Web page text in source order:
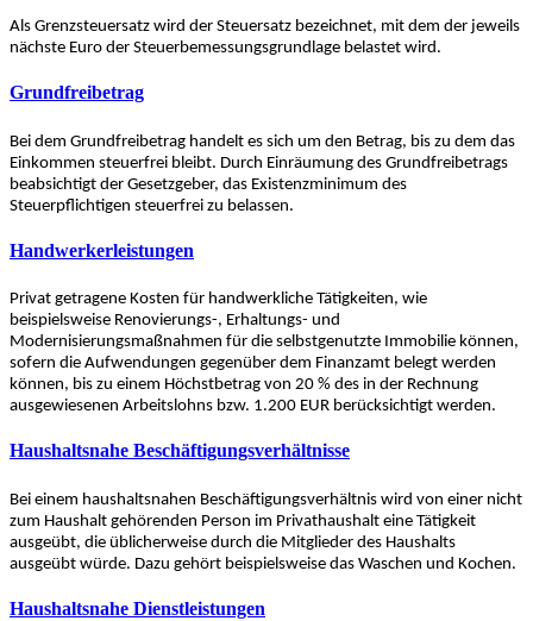
Als Grenzsteuersatz wird der Steuersatz bezeichnet, mit dem der jeweils
nächste Euro der Steuerbemessungsgrundlage belastet wird.
Grundfreibetrag
Bei dem Grundfreibetrag handelt es sich um den Betrag, bis zu dem das
Einkommen steuerfrei bleibt. Durch Einräumung des Grundfreibetrags
beabsichtigt der Gesetzgeber, das Existenzminimum des
Steuerpflichtigen steuerfrei zu belassen.
Handwerkerleistungen
Privat getragene Kosten für handwerkliche Tätigkeiten, wie
beispielsweise Renovierungs-, Erhaltungs- und
Modernisierungsmaßnahmen für die selbstgenutzte Immobilie können,
sofern die Aufwendungen gegenüber dem Finanzamt belegt werden
können, bis zu einem Höchstbetrag von 20 % des in der Rechnung
ausgewiesenen Arbeitslohns bzw. 1.200 EUR berücksichtigt werden.
Haushaltsnahe Beschäftigungsverhältnisse
Bei einem haushaltsnahen Beschäftigungsverhältnis wird von einer nicht
zum Haushalt gehörenden Person im Privathaushalt eine Tätigkeit
ausgeübt, die üblicherweise durch die Mitglieder des Haushalts
ausgeübt würde. Dazu gehört beispielsweise das Waschen und Kochen.
Haushaltsnahe Dienstleistungen